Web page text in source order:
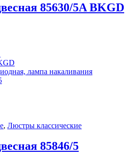
85630/5A BKGD
лампа накаливания
, Люстры классические
85846/5